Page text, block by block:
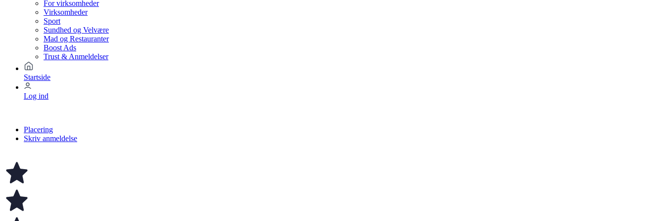
For virksomheder
Virksomheder
Sport
Sundhed og Velvære
Mad og Restauranter
Boost Ads
Trust & Anmeldelser
Startside
Log ind
Placering
Skriv anmeldelse